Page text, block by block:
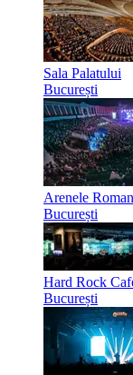
Sala Palatului
București
Arenele
București
Hard Rock
București